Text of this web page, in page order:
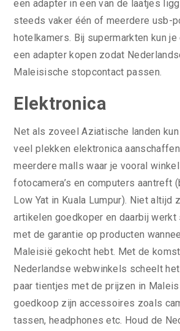
een adapter in een van de laatjes
steeds vaker één of meerdere usb-
hotelkamers. Bij supermarkten kun
een adapter kopen zodat
Maleisische stopcontact passen.
Elektronica
Net als zoveel Aziatische landen
veel plekken elektronica
meerdere malls waar je vooral
fotocamera’s en computers aantreft
Low Yat in Kuala Lumpur). Niet altijd
artikelen goedkoper en daarbij werkt
met de garantie op producten
Maleisië gekocht hebt. Met de
Nederlandse webwinkels scheelt
paar tientjes met de prijzen in
goedkoop zijn accessoires zoals
tassen, headphones etc. Houd de